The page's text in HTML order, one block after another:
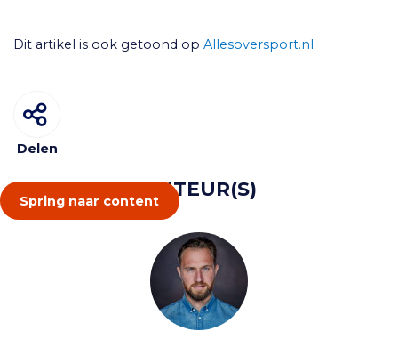
Spring naar content
Dit artikel is ook getoond op Allesoversport.nl
Delen
AUTEUR(S)